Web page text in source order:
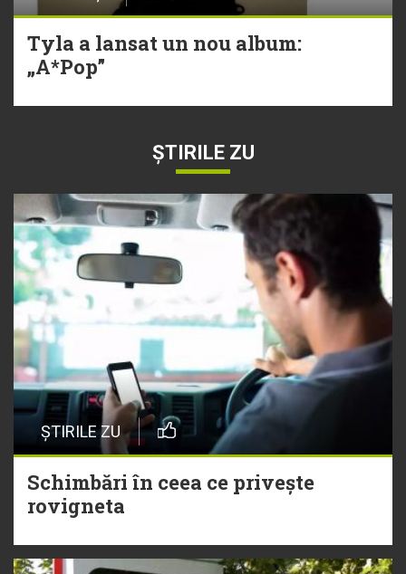
Tyla a lansat un nou album:
„A*Pop”
ȘTIRILE ZU
ȘTIRILE ZU
Schimbări în ceea ce privește
rovigneta